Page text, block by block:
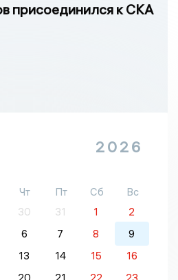
присоединился к СКА
2026
Чт Пт Сб
Вс
30 31 1
2
6 7 8
9
13 14 15
16